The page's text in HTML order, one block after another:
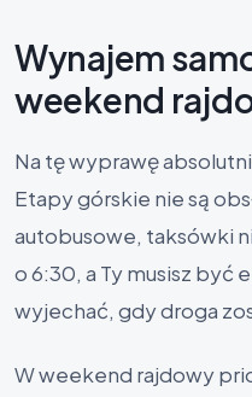
Wynajem
weekend
Na tę wyprawę
Etapy górskie nie są
autobusowe, taksówki
o 6:30, a Ty musisz być
wyjechać, gdy droga
W weekend rajdowy